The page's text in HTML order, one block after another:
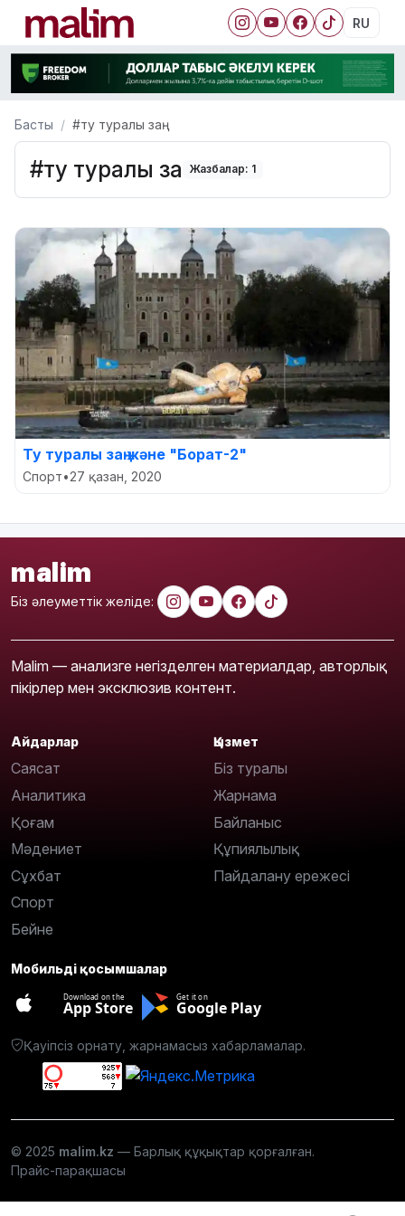
RU
Басты #ту туралы заң
#ту туралы заң Жазбалар: 1
Ту туралы заң және "Борат-2"
Спорт•27 қазан, 2020
malim
Біз әлеуметтік желіде:
Malim — анализге негізделген материалдар, авторлық
пікірлер мен эксклюзив контент.
Айдарлар
Саясат
Аналитика
Қоғам
Мәдениет
Сұхбат
Спорт
Бейне
Қызмет
Біз туралы
Жарнама
Байланыс
Құпиялылық
Пайдалану ережесі
Мобильді қосымшалар
Download on the
App Store
Get it on
Google Play
Қауіпсіз орнату, жарнамасыз хабарламалар.
© 2025 malim.kz — Барлық құқықтар қорғалған.
Прайс-парақшасы